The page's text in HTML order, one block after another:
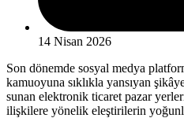
14 Nisan 2026
Son dönemde sosyal medya
kamuoyuna sıklıkla yansıyan
sunan elektronik ticaret pazar
ilişkilere yönelik eleştirilerin